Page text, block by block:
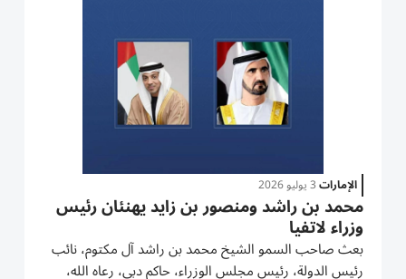
الإمارات3 يوليو 2026
محمد بن راشد ومنصور بن زايد يهنئان رئيس
وزراء لاتفيا
بعث صاحب السمو الشيخ محمد بن راشد آل مكتوم، نائب
رئيس الدولة، رئيس مجلس الوزراء، حاكم دبي، رعاه الله،